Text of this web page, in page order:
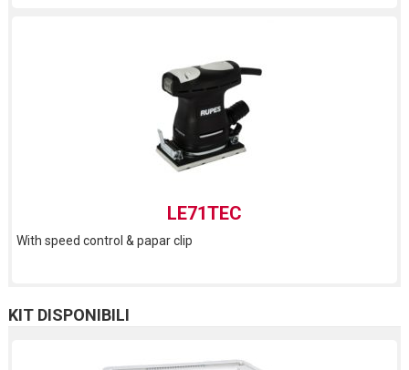
LE71TEC
With speed control & papar clip
KIT DISPONIBILI